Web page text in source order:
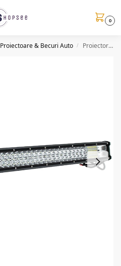
0
Proiectoare & Becuri Auto / Proiector auto LED SMD cu suport, 504W, 95cm